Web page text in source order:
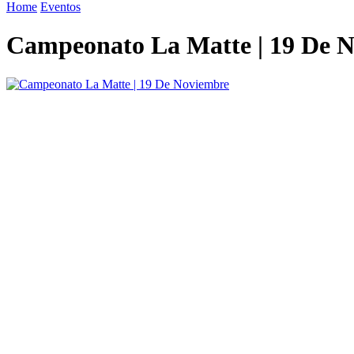
Home Eventos
Campeonato La Matte | 19 De